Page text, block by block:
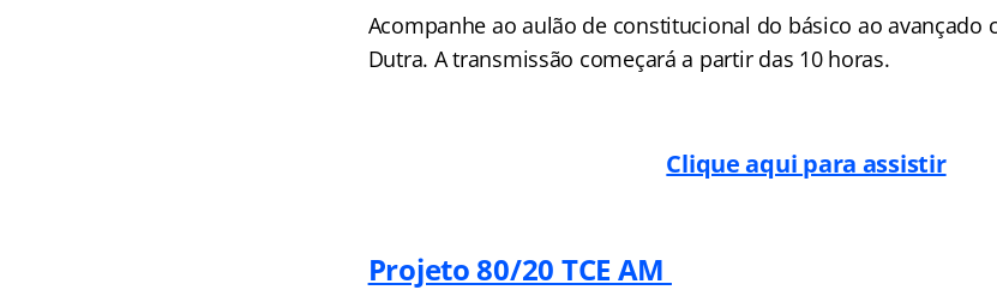
Acompanhe ao aulão de constitucional do básico ao avançado
Dutra. A transmissão começará a partir das 10 horas.
Clique aqui para assistir
Projeto 80/20 TCE AM